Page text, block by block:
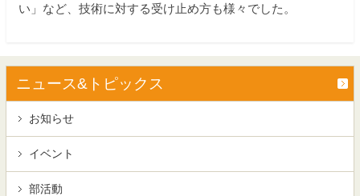
い」など、技術に対する受け止め方も様々でした。
ニュース&トピックス
お知らせ
イベント
部活動